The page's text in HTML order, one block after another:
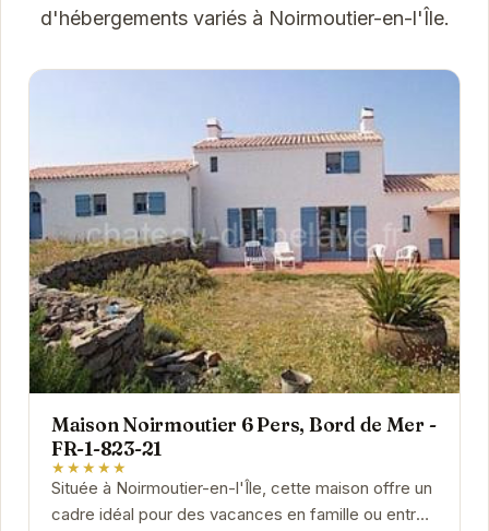
d'hébergements variés à Noirmoutier-en-l'Île.
Maison Noirmoutier 6 Pers, Bord de Mer -
FR-1-823-21
★★★★★
Située à Noirmoutier-en-l'Île, cette maison offre un
cadre idéal pour des vacances en famille ou entre